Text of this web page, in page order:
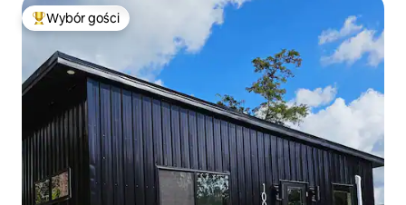
Najpopularniejsze z kategorii Wybór gości
Wybór gości